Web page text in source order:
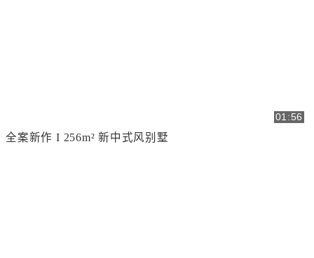
01:56
全案新作 I 256m² 新中式风别墅